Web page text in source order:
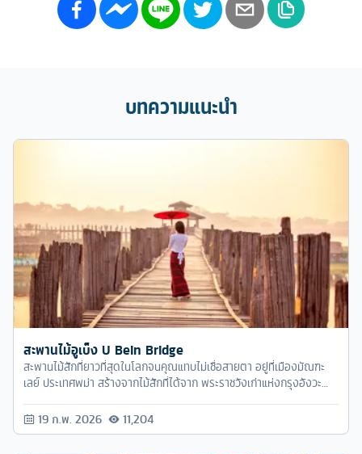
บทความแนะนำ
สะพานไม้อูเบ็ง U Bein Bridge
สะพานไม้สักที่ยาวที่สุดในโลกจนคุณแทบไม่เชื่อสายตา อยู่ที่เมืองมัณฑะ
เลย์ ประเทศพม่า สร้างจากไม้สักที่ได้จาก พระราชวังเก่าแห่งกรุงอังวะ
19 ก.พ. 2026 11,204